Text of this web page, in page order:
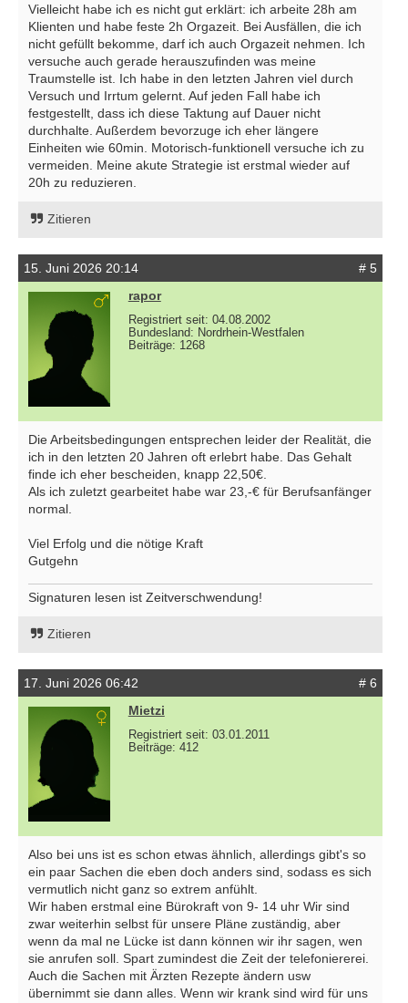
Vielleicht habe ich es nicht gut erklärt: ich arbeite 28h am
Klienten und habe feste 2h Orgazeit. Bei Ausfällen, die ich
nicht gefüllt bekomme, darf ich auch Orgazeit nehmen. Ich
versuche auch gerade herauszufinden was meine
Traumstelle ist. Ich habe in den letzten Jahren viel durch
Versuch und Irrtum gelernt. Auf jeden Fall habe ich
festgestellt, dass ich diese Taktung auf Dauer nicht
durchhalte. Außerdem bevorzuge ich eher längere
Einheiten wie 60min. Motorisch-funktionell versuche ich zu
vermeiden. Meine akute Strategie ist erstmal wieder auf
20h zu reduzieren.
Zitieren
15. Juni 2026 20:14
# 5
rapor
Registriert seit: 04.08.2002
Bundesland: Nordrhein-Westfalen
Beiträge: 1268
Die Arbeitsbedingungen entsprechen leider der Realität, die
ich in den letzten 20 Jahren oft erlebrt habe. Das Gehalt
finde ich eher bescheiden, knapp 22,50€.
Als ich zuletzt gearbeitet habe war 23,-€ für Berufsanfänger
normal.
Viel Erfolg und die nötige Kraft
Gutgehn
Signaturen lesen ist Zeitverschwendung!
Zitieren
17. Juni 2026 06:42
# 6
Mietzi
Registriert seit: 03.01.2011
Beiträge: 412
Also bei uns ist es schon etwas ähnlich, allerdings gibt's so
ein paar Sachen die eben doch anders sind, sodass es sich
vermutlich nicht ganz so extrem anfühlt.
Wir haben erstmal eine Bürokraft von 9- 14 uhr Wir sind
zwar weiterhin selbst für unsere Pläne zuständig, aber
wenn da mal ne Lücke ist dann können wir ihr sagen, wen
sie anrufen soll. Spart zumindest die Zeit der telefoniererei.
Auch die Sachen mit Ärzten Rezepte ändern usw
übernimmt sie dann alles. Wenn wir krank sind wird für uns